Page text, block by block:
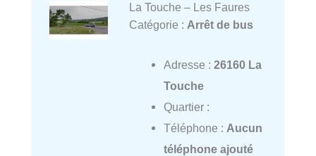
La Touche – Les Faures
Catégorie : Arrêt de bus
Adresse : 26160 La
Touche
Quartier :
Téléphone : Aucun
téléphone ajouté